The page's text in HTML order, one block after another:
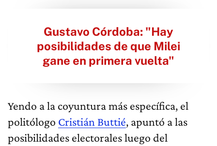
Gustavo Córdoba: "Hay
posibilidades de que Milei
gane en primera vuelta"
Yendo a la coyuntura más específica, el
politólogo Cristián Buttié, apuntó a las
posibilidades electorales luego del